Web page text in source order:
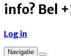
info? Bel
Log in
Navigatie